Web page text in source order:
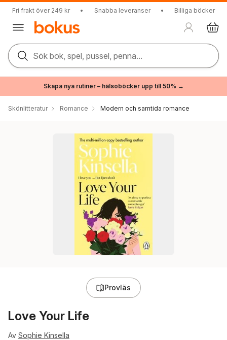
Fri frakt över 249 kr • Snabba leveranser • Billiga böcker
Sök bok, spel, pussel, penna...
Skapa nya rutiner – hälsoböcker upp till 50% →
Skönlitteratur Romance Modern och samtida romance
Provläs
Love Your Life
Av Sophie Kinsella